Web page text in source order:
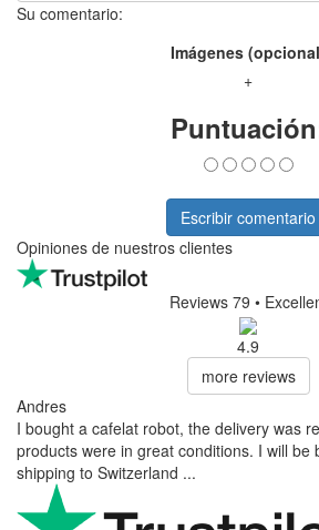
Su comentario:
Imágenes
+
Escribir comentario
Opiniones de nuestros clientes
Reviews 79 •
4.9
more reviews
Andres
I bought a cafelat robot, the delivery was
products were in great conditions. I will be
shipping to Switzerland ...